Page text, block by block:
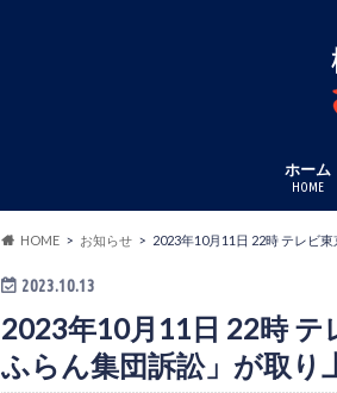
ホーム
HOME
HOME お知らせ 2023年10月11日 22時 テレビ
2023.10.13
2023年10月11日 22時 テ
ふらん集団訴訟」が取り